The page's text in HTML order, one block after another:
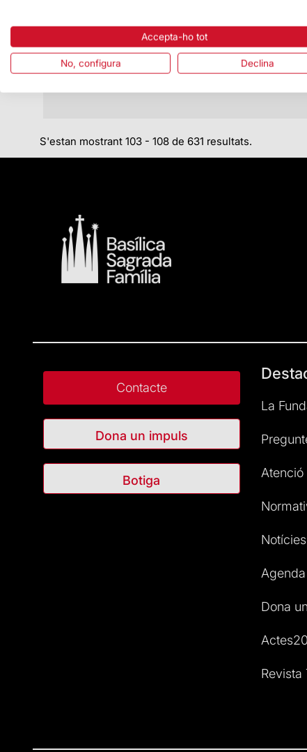
Es va celebrar dissabte 15 de novembre
S'estan mostrant 103 - 108 de 631 resultats.
Contacte
Dona un impuls
Botiga
La
Atenció
Agenda
Dona
Revista
Accepta-ho tot
No, configura Declina